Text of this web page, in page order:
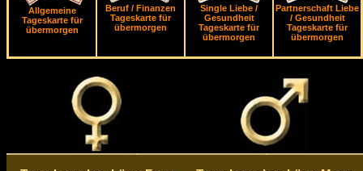
Allgemeine
Tageskarte für
übermorgen
Beruf / Finanzen
Tageskarte für
übermorgen
Single Liebe /
Gesundheit
Tageskarte für
übermorgen
Partnerschaft Liebe
/ Gesundheit
Tageskarte für
übermorgen